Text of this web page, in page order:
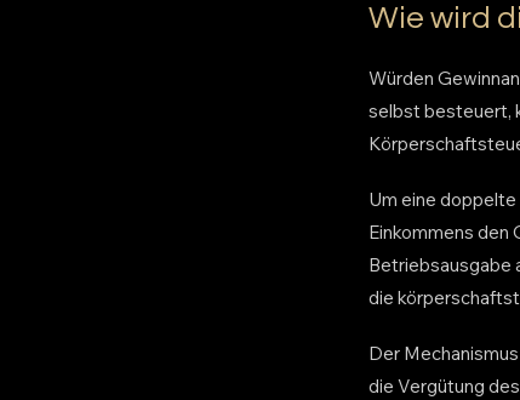
Wie wird
Würden
selbst besteuert,
Um eine
Einkommens den
Betriebsausgabe
die
Der
die Vergütung